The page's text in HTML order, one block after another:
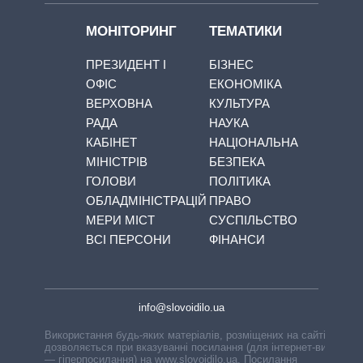
МОНІТОРИНГ
ПРЕЗИДЕНТ І
ОФІС
ВЕРХОВНА
РАДА
КАБІНЕТ
МІНІСТРІВ
ГОЛОВИ
ОБЛАДМІНІСТРАЦІЙ
МЕРИ МІСТ
ВСІ ПЕРСОНИ
ТЕМАТИКИ
БІЗНЕС
ЕКОНОМІКА
КУЛЬТУРА
НАУКА
НАЦІОНАЛЬНА
БЕЗПЕКА
ПОЛІТИКА
ПРАВО
СУСПІЛЬСТВО
ФІНАНСИ
info@slovoidilo.ua
Використання будь-яких матеріалів, розміщених на сайті,
дозволяється при вказуванні посилання (для інтернет-видань
— гіперпосилання) на www.slovoidilo.ua. Посилання